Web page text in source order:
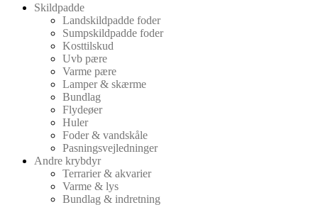
Skildpadde
Landskildpadde foder
Sumpskildpadde foder
Kosttilskud
Uvb pære
Varme pære
Lamper & skærme
Bundlag
Flydeøer
Huler
Foder & vandskåle
Pasningsvejledninger
Andre krybdyr
Terrarier & akvarier
Varme & lys
Bundlag & indretning